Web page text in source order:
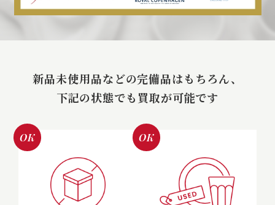
新品未使用品などの完備品はもちろん、
下記の状態でも買取が可能です
OK OK